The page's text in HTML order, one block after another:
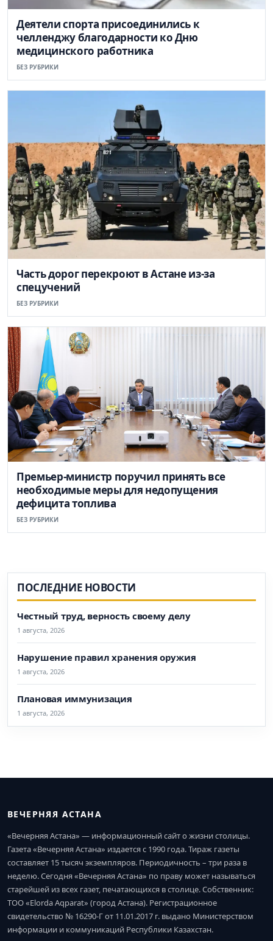
Деятели спорта присоединились к
челленджу благодарности ко Дню
медицинского работника
БЕЗ РУБРИКИ
Часть дорог перекроют в Астане из-за
спецучений
БЕЗ РУБРИКИ
Премьер-министр поручил принять все
необходимые меры для недопущения
дефицита топлива
БЕЗ РУБРИКИ
ПОСЛЕДНИЕ НОВОСТИ
Честный труд, верность своему делу
1 августа, 2026
Нарушение правил хранения оружия
1 августа, 2026
Плановая иммунизация
1 августа, 2026
ВЕЧЕРНЯЯ АСТАНА
«Вечерняя Астана» — информационный сайт о жизни столицы.
Газета «Вечерняя Астана» издается с 1990 года. Тираж газеты
составляет 15 тысяч экземпляров. Периодичность – три раза в
неделю. Сегодня «Вечерняя Астана» по праву может называться
старейшей из всех газет, печатающихся в столице. Собственник:
ТОО «Elorda Aqparat» (город Астана). Регистрационное
свидетельство № 16290-Г от 11.01.2017 г. выдано Министерством
информации и коммуникаций Республики Казахстан.